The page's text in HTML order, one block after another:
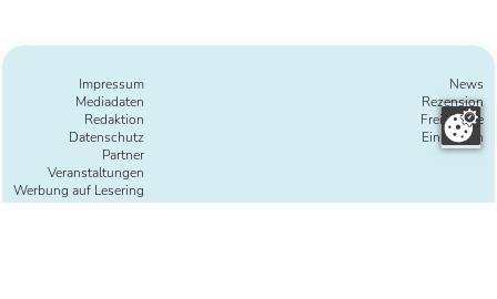
Impressum
Mediadaten
Redaktion
Datenschutz
Partner
Veranstaltungen
Werbung auf Lesering
News
Rezension
Freie Texte
Einreichen